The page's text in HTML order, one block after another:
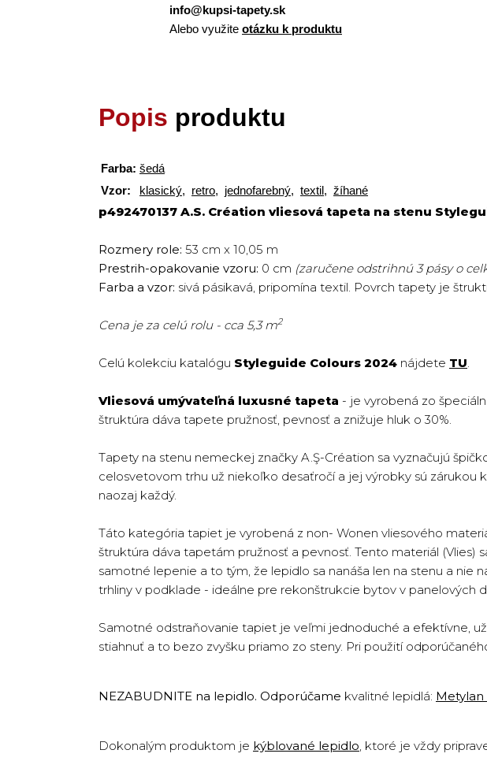
info@kupsi-tapety.sk
Alebo využite otázku k produktu
Popis produktu
Farba: šedá
Vzor:
klasický, retro, jednofarebný, textil, žíhané
p492470137 A.S. Création vliesová tapeta na stenu
Rozmery role: 53 cm x 10,05 m
Prestrih-opakovanie vzoru: 0 cm (zaručene odstrihnú 3 pásy o
Farba a vzor: sivá pásikavá, pripomína textil. Povrch tapety je
Cena je za celú rolu - cca 5,3 m2
Celú kolekciu katalógu Styleguide Colours 2024 nájdete TU.
Vliesová umývateľná luxusné tapeta - je vyrobená zo
štruktúra dáva tapete pružnosť, pevnosť a znižuje hluk o 30%.
Tapety na stenu nemeckej značky A.Ş-Création sa vyznačujú
celosvetovom trhu už niekoľko desaťročí a jej výrobky sú zárukou
naozaj každý.
Táto kategória tapiet je vyrobená z non- Wonen vliesového
štruktúra dáva tapetám pružnosť a pevnosť. Tento materiál (Vlies)
samotné lepenie a to tým, že lepidlo sa nanáša len na stenu a
trhliny v podklade - ideálne pre rekonštrukcie bytov v panelových
Samotné odstraňovanie tapiet je veľmi jednoduché a efektívne,
stiahnuť a to bezo zvyšku priamo zo steny. Pri použití
NEZABUDNITE na lepidlo. Odporúčame kvalitné lepidlá: Metylan
Dokonalým produktom je kýblované lepidlo, ktoré je vždy